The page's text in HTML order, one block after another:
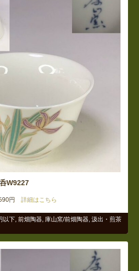
W9227
円 詳細はこちら
以下 ,前畑陶器 庫山窯/前畑陶器 ,汲出・煎茶